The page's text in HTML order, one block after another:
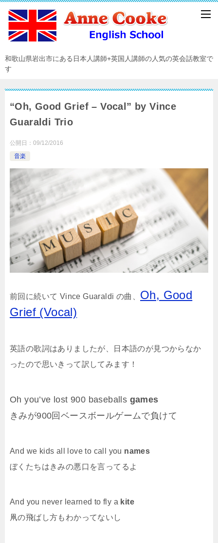
和歌山県岩出市にある日本人講師+英国人講師の人気の英会話教室で
す
“Oh, Good Grief – Vocal” by Vince
Guaraldi Trio
公開日： 09/12/2016
音楽
前回に続いて Vince Guaraldi の曲、 Oh, Good
Grief (Vocal)
英語の歌詞はありましたが、日本語のが見つからなか
ったので思いきって訳してみます！
Oh you’ve lost 900 baseballs games
きみが900回ベースボールゲームで負けて
And we kids all love to call you names
ぼくたちはきみの悪口を言ってるよ
And you never learned to fly a kite
凧の飛ばし方もわかってないし